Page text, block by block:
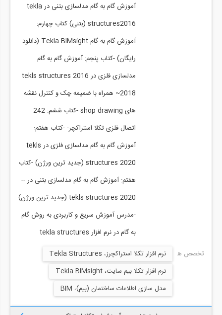
آموزش گام به گام مدلسازی بتنی در tekla
structures2016 (بتنی) کتاب چهارم:
آموزش گام به گام Tekla BIMsight (دانلود
رایگان) -کتاب پنجم: آموزش گام به گام
مدلسازی فلزی در tekls structures 2016
~2018 همراه با ضمیمه چک و کنترل نقشه
های shop drawing -کتاب ششم: 242
اتصال فلزی تکلا استراکچر- -کتاب هفتم:
آموزش گام به گام مدلسازی فلزی در tekls
structures 2020 (جدید ترین ورژن) -کتاب
هفتم: آموزش گام به گام مدلسازی بتنی در --
tekls structures 2020 (جدید ترین ورژن)
-مدرس آموزش سریع و کاربردی به روش گام
به گام در نرم افزار tekla structures
تخصص ها:
نرم افزار تکلا استراکچرز، Tekla Structures
نرم افزار تکلا بیم سایت، Tekla BIMsight
مدل سازی اطلاعات ساختمان (بیم)، BIM